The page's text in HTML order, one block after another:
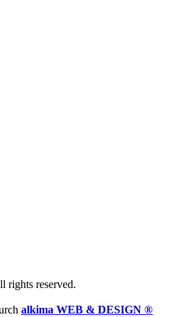
rights reserved.
alkima WEB & DESIGN ®